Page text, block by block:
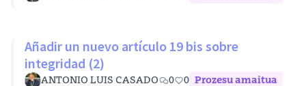
Añadir un nuevo artículo 19 bis sobre
integridad (2)
ANTONIO LUIS CASADO 0 0 Prozesu amaitua